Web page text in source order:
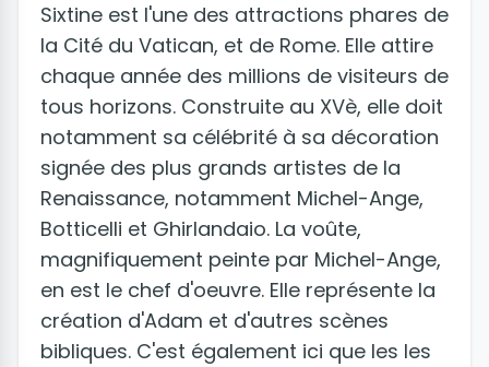
Sixtine est l'une des attractions phares de
la Cité du Vatican, et de Rome. Elle attire
chaque année des millions de visiteurs de
tous horizons. Construite au XVè, elle doit
notamment sa célébrité à sa décoration
signée des plus grands artistes de la
Renaissance, notamment Michel-Ange,
Botticelli et Ghirlandaio. La voûte,
magnifiquement peinte par Michel-Ange,
en est le chef d'oeuvre. Elle représente la
création d'Adam et d'autres scènes
bibliques. C'est également ici que les les